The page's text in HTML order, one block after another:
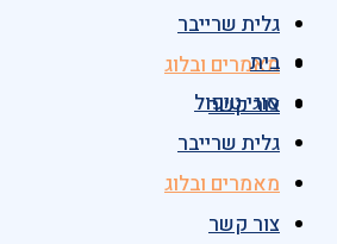
גלית שרייבר
מאמרים ובלוג
צור קשר
בית
סוגי טיפול
גלית שרייבר
מאמרים ובלוג
צור קשר